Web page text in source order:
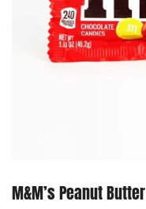
M&M’s Peanut Butter